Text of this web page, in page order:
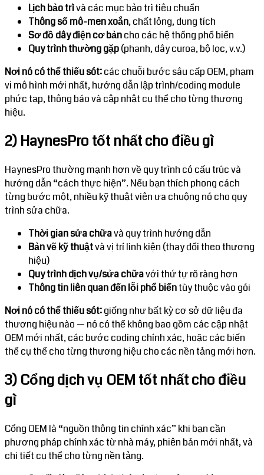
Lịch bảo trìvà các mục bảo trì tiêu chuẩn
Thông số mô-men xoắn, chất lỏng, dung tích
Sơ đồ dây điện cơ bảncho các hệ thống phổ biến
Quy trình thường gặp(phanh, dây curoa, bộ lọc, v.v.)
Nơi nó có thể thiếu sót:các chuỗi bước sâu cấp OEM, phạm
vi mô hình mới nhất, hướng dẫn lập trình/coding module
phức tạp, thông báo và cập nhật cụ thể cho từng thương
hiệu.
2) HaynesPro tốt nhất cho điều gì
HaynesPro thường mạnh hơn về quy trình có cấu trúc và
hướng dẫn “cách thực hiện”. Nếu bạn thích phong cách
từng bước một, nhiều kỹ thuật viên ưa chuộng nó cho quy
trình sửa chữa.
Thời gian sửa chữavà quy trình hướng dẫn
Bản vẽ kỹ thuậtvà vị trí linh kiện (thay đổi theo thương
hiệu)
Quy trình dịch vụ/sửa chữavới thứ tự rõ ràng hơn
Thông tin liên quan đến lỗi phổ biếntùy thuộc vào gói
Nơi nó có thể thiếu sót:giống như bất kỳ cơ sở dữ liệu đa
thương hiệu nào — nó có thể không bao gồm các cập nhật
OEM mới nhất, các bước coding chính xác, hoặc các biến
thể cụ thể cho từng thương hiệu cho các nền tảng mới hơn.
3) Cổng dịch vụ OEM tốt nhất cho điều
gì
Cổng OEM là “nguồn thông tin chính xác” khi bạn cần
phương pháp chính xác từ nhà máy, phiên bản mới nhất, và
chi tiết cụ thể cho từng nền tảng.